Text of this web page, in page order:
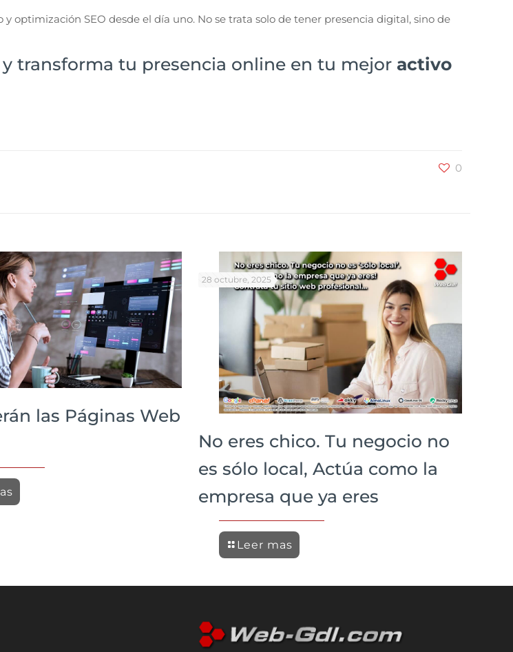
optimización SEO desde el día uno. No se trata solo de tener presencia digital, sino de
transforma tu presencia online en tu mejor activo
0
las Páginas Web
28 octubre, 2025
No eres chico. Tu negocio no
es sólo local, Actúa como la
empresa que ya eres
Leer mas